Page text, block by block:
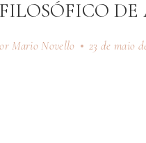
Mario Novello 23 de maio